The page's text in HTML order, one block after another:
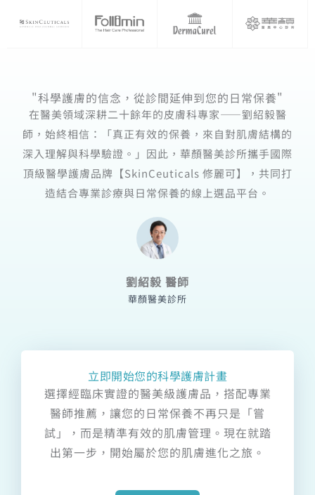
"科學護膚的信念，從診間延伸到您的日常保養"
在醫美領域深耕二十餘年的皮膚科專家——劉紹毅醫
師，始終相信：「真正有效的保養，來自對肌膚結構的
深入理解與科學驗證。」因此，華顏醫美診所攜手國際
頂級醫學護膚品牌【SkinCeuticals 修麗可】，共同打
造結合專業診療與日常保養的線上選品平台。
劉紹毅 醫師
華顏醫美診所
立即開始您的科學護膚計畫
選擇經臨床實證的醫美級護膚品，搭配專業
醫師推薦，讓您的日常保養不再只是「嘗
試」，而是精準有效的肌膚管理。現在就踏
出第一步，開始屬於您的肌膚進化之旅。